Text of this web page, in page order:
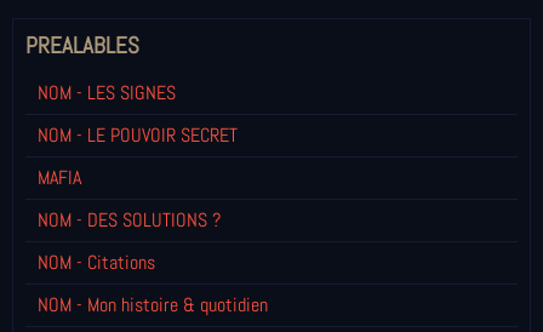
PREALABLES
NOM - LES SIGNES
NOM - LE POUVOIR SECRET
MAFIA
NOM - DES SOLUTIONS ?
NOM - Citations
NOM - Mon histoire & quotidien